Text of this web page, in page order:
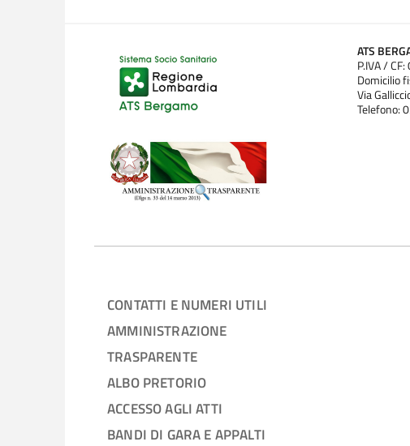
ATS
P.IVA /
Domicilio
Via
Telefono:
CONTATTI E NUMERI UTILI
AMMINISTRAZIONE
TRASPARENTE
ALBO PRETORIO
ACCESSO AGLI ATTI
BANDI DI GARA E APPALTI